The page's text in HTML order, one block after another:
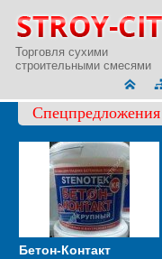
Торговля сухими
строительными смесями
Спецпредложения
Бетон-Контакт